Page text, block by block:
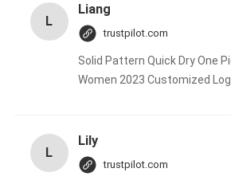
L
Liang
trustpilot.com
Solid Pattern Quick Dry One
Women 2023 Customized
L
Lily
trustpilot.com